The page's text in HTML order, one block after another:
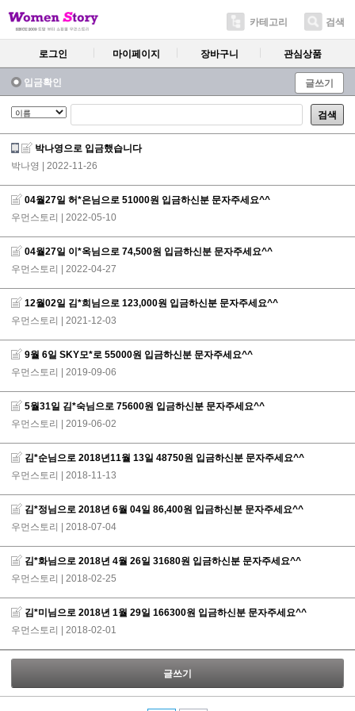
카테고리 검색
로그인 마이페이지 장바구니 관심상품
입금확인 글쓰기
검색
박나영으로 입금했습니다
박나영
| 2022-11-26
04월27일 허*은님으로 51000원 입금하신분 문자주세요^^
우먼스토리
| 2022-05-10
04월27일 이*옥님으로 74,500원 입금하신분 문자주세요^^
우먼스토리
| 2022-04-27
12월02일 김*희님으로 123,000원 입금하신분 문자주세요^^
우먼스토리
| 2021-12-03
9월 6일 SKY모*로 55000원 입금하신분 문자주세요^^
우먼스토리
| 2019-09-06
5월31일 김*숙님으로 75600원 입금하신분 문자주세요^^
우먼스토리
| 2019-06-02
김*순님으로 2018년11월 13일 48750원 입금하신분 문자주세요^^
우먼스토리
| 2018-11-13
김*정님으로 2018년 6월 04일 86,400원 입금하신분 문자주세요^^
우먼스토리
| 2018-07-04
김*화님으로 2018년 4월 26일 31680원 입금하신분 문자주세요^^
우먼스토리
| 2018-02-25
김*미님으로 2018년 1월 29일 166300원 입금하신분 문자주세요^^
우먼스토리
| 2018-02-01
글쓰기